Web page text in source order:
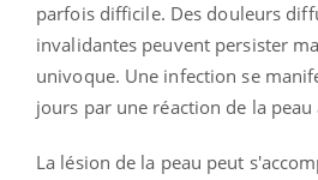
parfois difficile. Des douleurs
invalidantes peuvent persister
univoque. Une infection se
jours par une réaction de la
La lésion de la peau peut